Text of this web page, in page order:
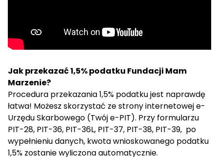
Jak przekazać 1,5% podatku Fundacji Mam
Marzenie?
Procedura przekazania 1,5% podatku jest naprawdę
łatwa! Możesz skorzystać ze strony internetoweje-
Urzędu Skarbowego (Twój e-PIT). Przy formularzu
PIT-28, PIT-36, PIT-36L, PIT-37, PIT-38, PIT-39, po
wypełnieniu danych, kwota wnioskowanego podatku
1,5% zostanie wyliczona automatycznie.